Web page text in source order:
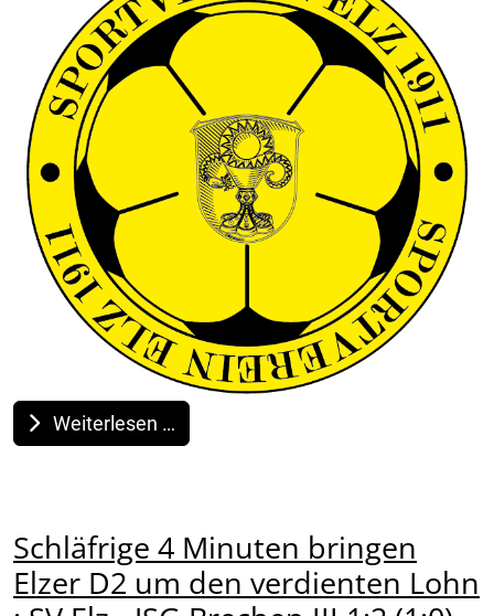
Weiterlesen …
Schläfrige 4 Minuten bringen
Elzer D2 um den verdienten Lohn